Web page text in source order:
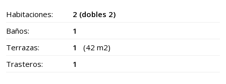
Habitaciones:
2 (dobles 2)
Baños:
1
Terrazas:
1
(42 m2)
Trasteros:
1